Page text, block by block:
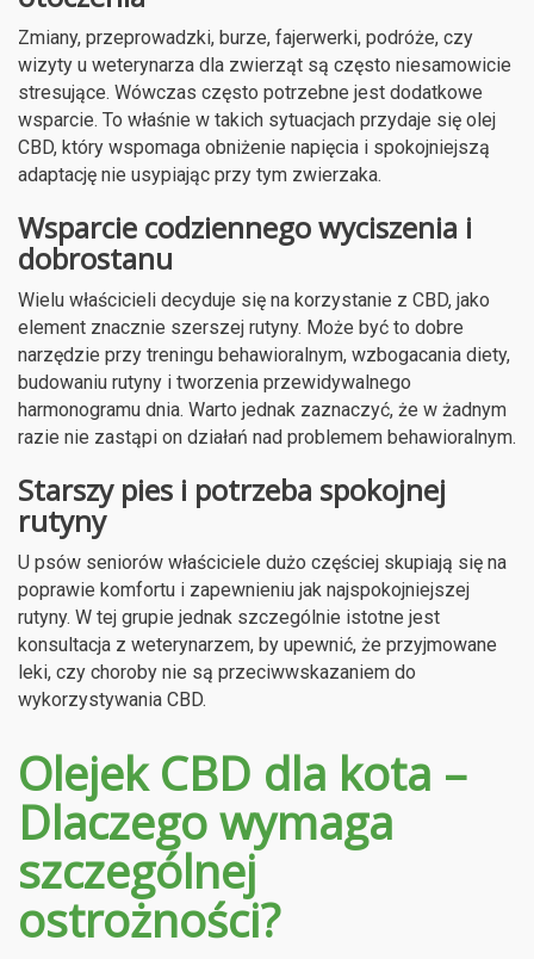
Zmiany, przeprowadzki, burze, fajerwerki, podróże, czy
wizyty u weterynarza dla zwierząt są często niesamowicie
stresujące. Wówczas często potrzebne jest dodatkowe
wsparcie. To właśnie w takich sytuacjach przydaje się olej
CBD, który wspomaga obniżenie napięcia i spokojniejszą
adaptację nie usypiając przy tym zwierzaka.
Wsparcie codziennego wyciszenia i
dobrostanu
Wielu właścicieli decyduje się na korzystanie z CBD, jako
element znacznie szerszej rutyny. Może być to dobre
narzędzie przy treningu behawioralnym, wzbogacania diety,
budowaniu rutyny i tworzenia przewidywalnego
harmonogramu dnia. Warto jednak zaznaczyć, że w żadnym
razie nie zastąpi on działań nad problemem behawioralnym.
Starszy pies i potrzeba spokojnej
rutyny
U psów seniorów właściciele dużo częściej skupiają się na
poprawie komfortu i zapewnieniu jak najspokojniejszej
rutyny. W tej grupie jednak szczególnie istotne jest
konsultacja z weterynarzem, by upewnić, że przyjmowane
leki, czy choroby nie są przeciwwskazaniem do
wykorzystywania CBD.
Olejek CBD dla kota –
Dlaczego wymaga
szczególnej
ostrożności?